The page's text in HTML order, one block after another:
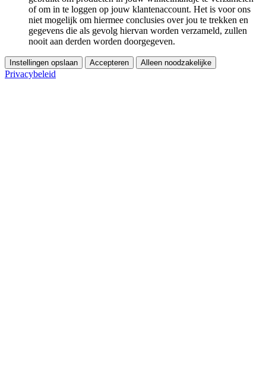
of om in te loggen op jouw klantenaccount. Het is voor ons
niet mogelijk om hiermee conclusies over jou te trekken en
gegevens die als gevolg hiervan worden verzameld, zullen
nooit aan derden worden doorgegeven.
Instellingen opslaan Accepteren Alleen noodzakelijke
Privacybeleid